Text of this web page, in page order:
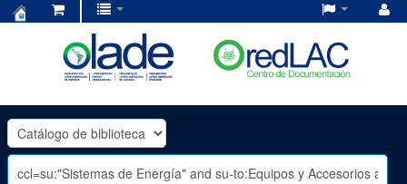
OLADE
-